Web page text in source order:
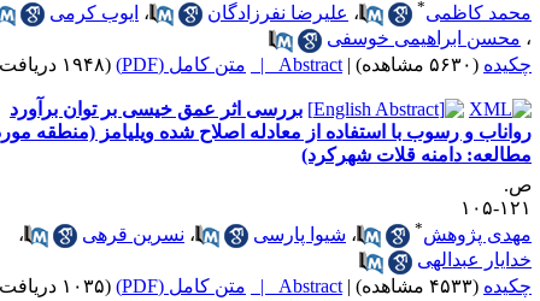
کاظمی
،علیرضا نفرزادگان ،ایوب کرمی
محسن ابراهیمی خوسفی
(۵۶۳۰ مشاهده) |
Abstract | متن کامل (PDF) (۱۹۴۸ دریافت)
بررسی اثر عمق خیسی بر توان برآورد
و رسوب با استفاده از معادله اصلاح شده ویلیامز (منطقه مورد
دامنه قلات شهرکرد)
۱۰۵
پژوهش* ،شیوا پارسی ،نسرین قرهی
،
عبدالهی
(۴۵۳۳ مشاهده) |
Abstract | متن کامل (PDF) (۱۰۳۵ دریافت)